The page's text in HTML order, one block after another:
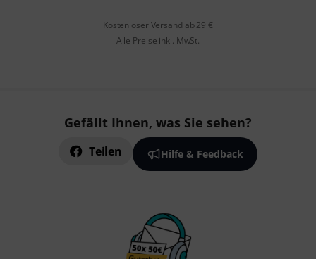
Kostenloser Versand ab 29 €
Alle Preise inkl. MwSt.
Gefällt Ihnen, was Sie sehen?
Teilen Hilfe & Feedback